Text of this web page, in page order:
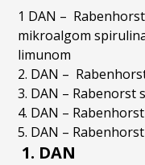
1 DAN –
mikroalgom
limunom
2. DAN –
3. DAN – Rabenorst
4. DAN –
5. DAN –
1. DAN